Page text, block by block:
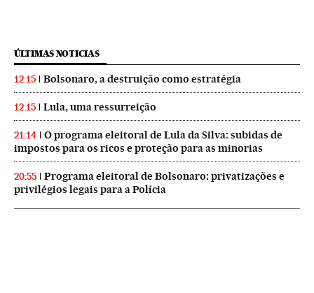
ÚLTIMAS NOTICIAS
12:15 Bolsonaro, a destruição como estratégia
12:15 Lula, uma ressurreição
21:14
O programa eleitoral de Lula da Silva: subidas de
impostos para os ricos e proteção para as minorias
20:55
Programa eleitoral de Bolsonaro: privatizações e
privilégios legais para a Polícia